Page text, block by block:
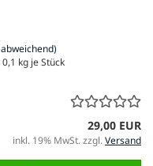
0,1 kg je Stück
29,00 EUR
inkl. 19% MwSt. zzgl.Versand